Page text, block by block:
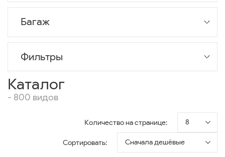
Багаж
Фильтры
Каталог
- 800 видов
Количество на странице: 8
Сортировать: Сначала дешёвые